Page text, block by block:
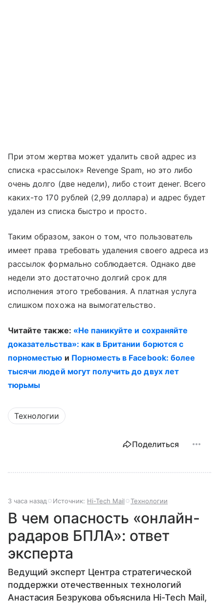
При этом жертва может удалить свой адрес из
списка «рассылок» Revenge Spam, но это либо
очень долго (две недели), либо стоит денег. Всего
каких-то 170 рублей (2,99 доллара) и адрес будет
удален из списка быстро и просто.
Таким образом, закон о том, что пользователь
имеет права требовать удаления своего адреса из
рассылок формально соблюдается. Однако две
недели это достаточно долгий срок для
исполнения этого требования. А платная услуга
слишком похожа на вымогательство.
Читайте также: «Не паникуйте и сохраняйте
доказательства»: как в Британии борются с
порноместью и Порноместь в Facebook: более
тысячи людей могут получить до двух лет
тюрьмы
Технологии
Поделиться
3 часа назад Источник: Hi-Tech Mail Технологии
В чем опасность «онлайн-
радаров БПЛА»: ответ
эксперта
Ведущий эксперт Центра стратегической
поддержки отечественных технологий
Анастасия Безрукова объяснила Hi-Tech Mail,